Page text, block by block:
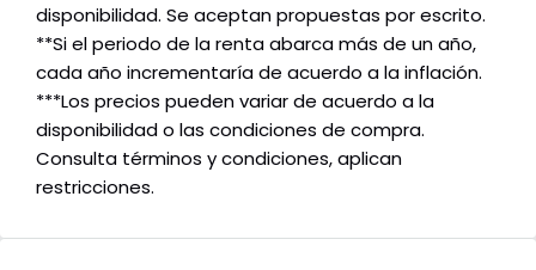
disponibilidad. Se aceptan propuestas por escrito.
**Si el periodo de la renta abarca más de un año,
cada año incrementaría de acuerdo a la inflación.
***Los precios pueden variar de acuerdo a la
disponibilidad o las condiciones de compra.
Consulta términos y condiciones, aplican
restricciones.